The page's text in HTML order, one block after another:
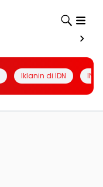
Iklanin di IDN